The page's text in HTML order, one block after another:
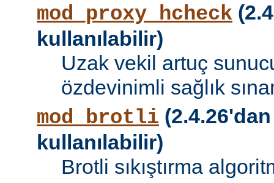
mod_proxy_hcheck
kullanılabilir)
Uzak vekil artuç
özdevinimli sağlık
mod_brotli
kullanılabilir)
Brotli sıkıştırma